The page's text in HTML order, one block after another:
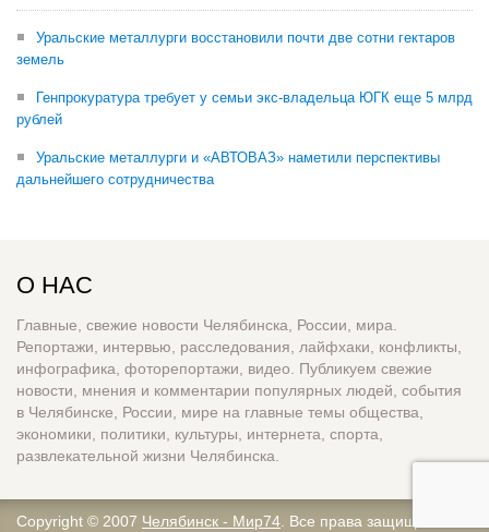
Уральские металлурги восстановили почти две сотни гектаров
земель
Генпрокуратура требует у семьи экс-владельца ЮГК еще 5 млрд
рублей
Уральские металлурги и «АВТОВАЗ» наметили перспективы
дальнейшего сотрудничества
О НАС
Главные, свежие новости Челябинска, России, мира.
Репортажи, интервью, расследования, лайфхаки, конфликты,
инфографика, фоторепортажи, видео. Публикуем свежие
новости, мнения и комментарии популярных людей, события
в Челябинске, России, мире на главные темы общества,
экономики, политики, культуры, интернета, спорта,
развлекательной жизни Челябинска.
Copyright © 2007 Челябинск - Мир74 . Все права защищены.